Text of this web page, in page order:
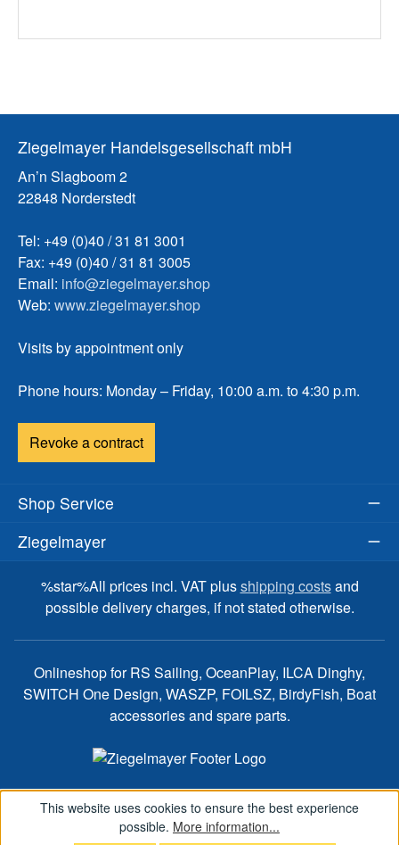
Ziegelmayer Handelsgesellschaft mbH
An’n Slagboom 2
22848 Norderstedt
Tel: +49 (0)40 / 31 81 3001
Fax: +49 (0)40 / 31 81 3005
Email: info@ziegelmayer.shop
Web: www.ziegelmayer.shop
Visits by appointment only
Phone hours: Monday – Friday, 10:00 a.m. to 4:30 p.m.
Revoke a contract
Shop Service
Ziegelmayer
%star%All prices incl. VAT plusshipping costsand
possible delivery charges, if not stated otherwise.
Onlineshop for RS Sailing, OceanPlay, ILCA Dinghy,
SWITCH One Design, WASZP, FOILSZ, BirdyFish, Boat
accessories and spare parts.
This website uses cookies to ensure the best experience
possible. More information...